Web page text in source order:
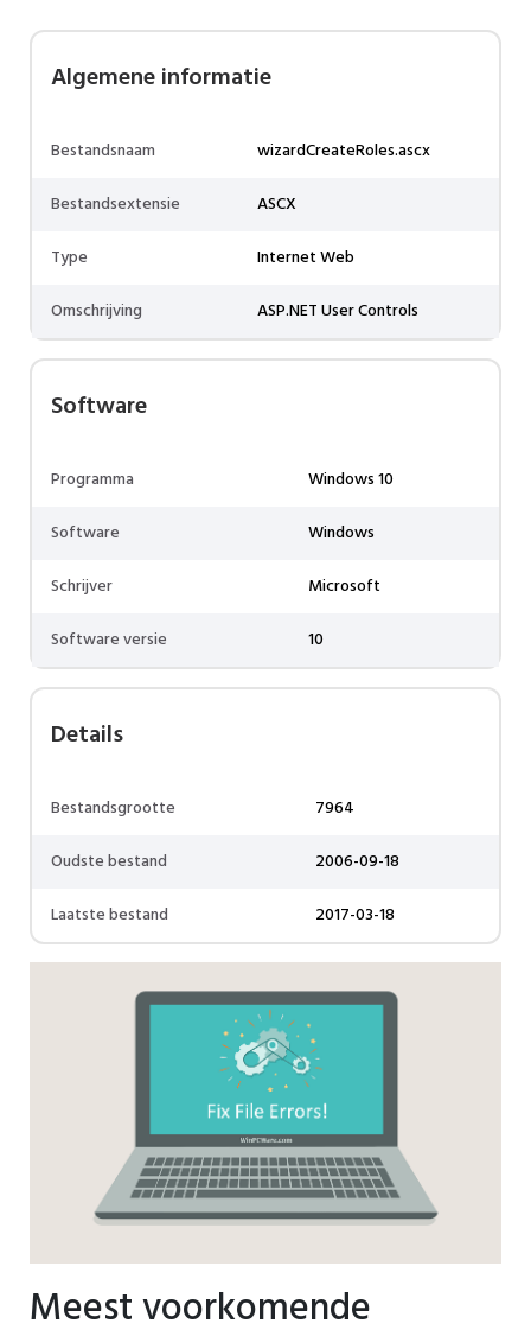
Algemene informatie
Bestandsnaam
wizardCreateRoles.ascx
Bestandsextensie
ASCX
Type
Internet Web
Omschrijving
ASP.NET User Controls
Software
Programma
Windows 10
Software
Windows
Schrijver
Microsoft
Software versie
10
Details
Bestandsgrootte
7964
Oudste bestand
2006-09-18
Laatste bestand
2017-03-18
Meest voorkomende